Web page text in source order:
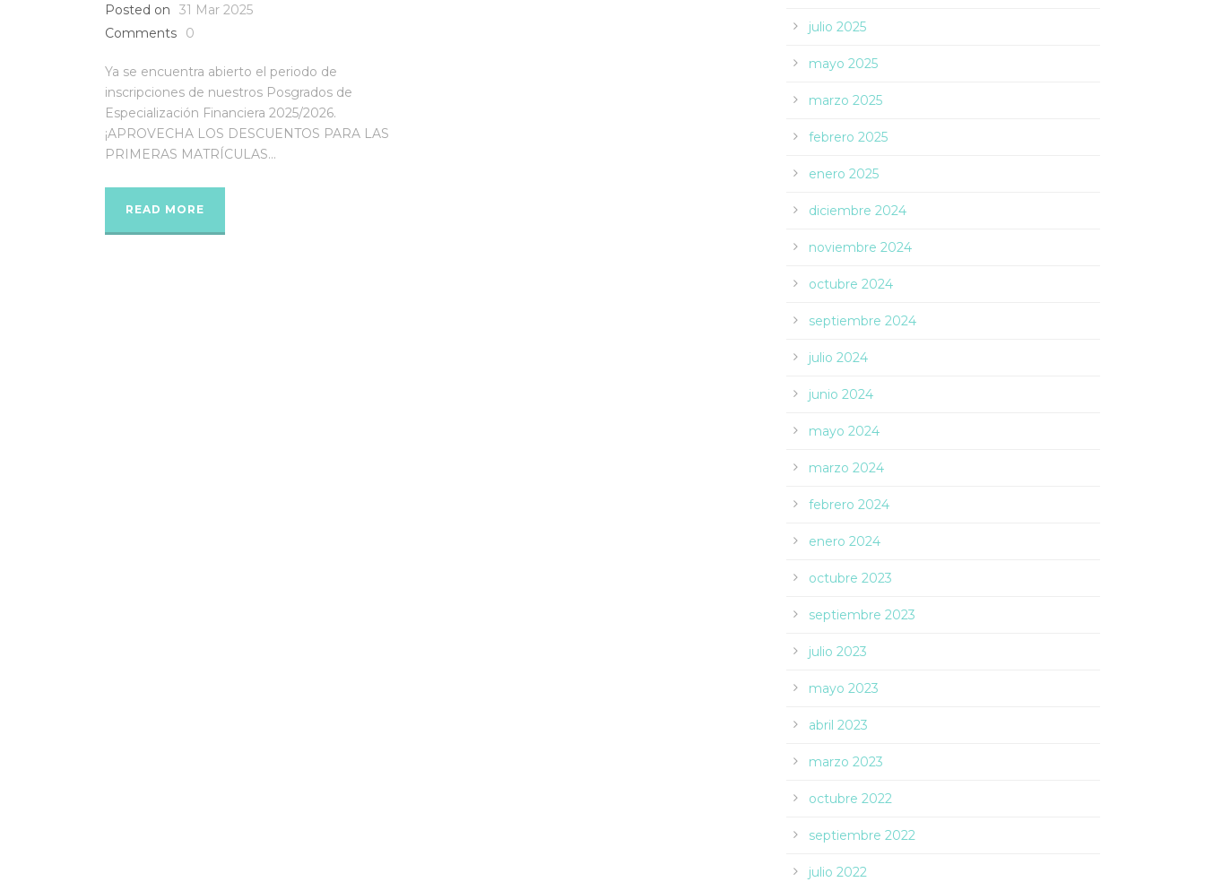
Posted on
31 Mar 2025
Comments
0
Ya se encuentra abierto el periodo de
inscripciones de nuestros Posgrados de
Especialización Financiera 2025/2026.
¡APROVECHA LOS DESCUENTOS PARA LAS
PRIMERAS MATRÍCULAS...
READ MORE
julio 2025
mayo 2025
marzo 2025
febrero 2025
enero 2025
diciembre 2024
noviembre 2024
octubre 2024
septiembre 2024
julio 2024
junio 2024
mayo 2024
marzo 2024
febrero 2024
enero 2024
octubre 2023
septiembre 2023
julio 2023
mayo 2023
abril 2023
marzo 2023
octubre 2022
septiembre 2022
julio 2022